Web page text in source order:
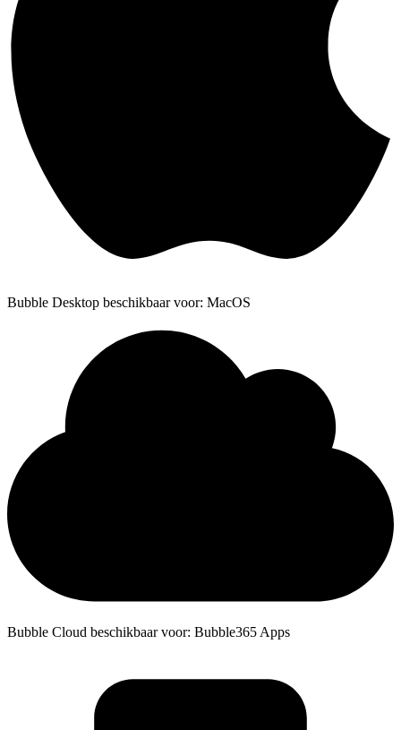
Bubble Desktop beschikbaar voor: MacOS
Bubble Cloud beschikbaar voor: Bubble365 Apps